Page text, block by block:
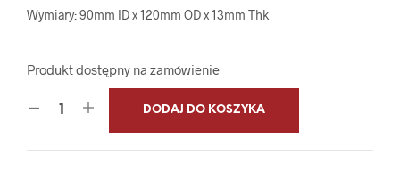
Wymiary: 90mm ID x 120mm OD x 13mm Thk
Produkt dostępny na zamówienie
DODAJ DO KOSZYKA